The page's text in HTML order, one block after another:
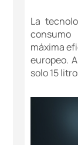
La
máxima
europeo.
solo 15